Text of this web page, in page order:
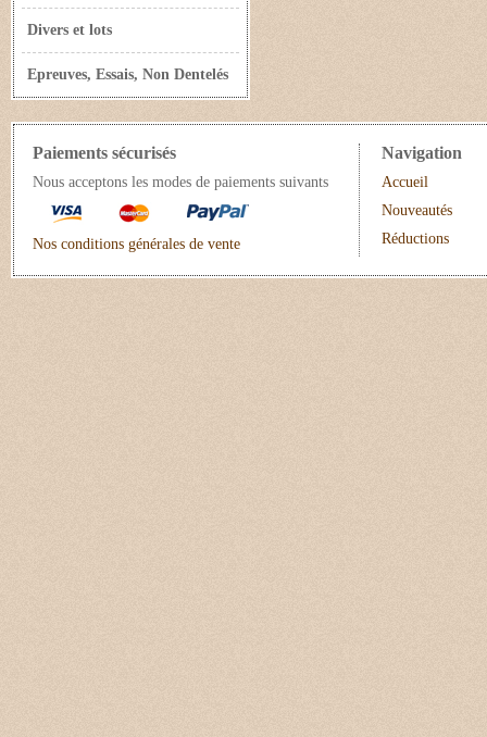
Divers et lots
Epreuves, Essais, Non Dentelés
Paiements sécurisés
Nous acceptons les modes de paiements suivants
Nos conditions générales de vente
Navigation
Accueil
Nouveautés
Réductions